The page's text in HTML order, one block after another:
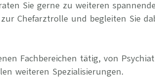
Sie gerne zu weiteren
Chefarztrolle und begleiten Sie
Fachbereichen tätig, von
weiteren Spezialisierungen.